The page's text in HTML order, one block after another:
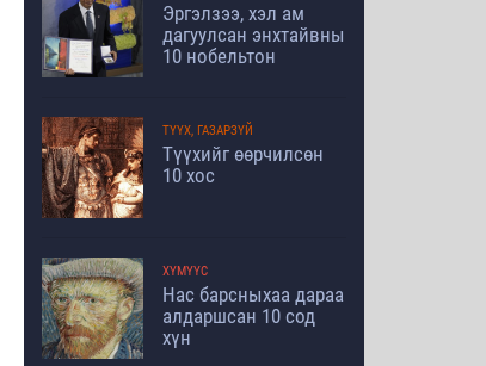
Эргэлзээ, хэл ам
дагуулсан энхтайвны
10 нобельтон
ТҮҮХ, ГАЗАРЗҮЙ
Түүхийг өөрчилсөн
10 хос
ХҮМҮҮС
Нас барсныхаа дараа
алдаршсан 10 сод
хүн